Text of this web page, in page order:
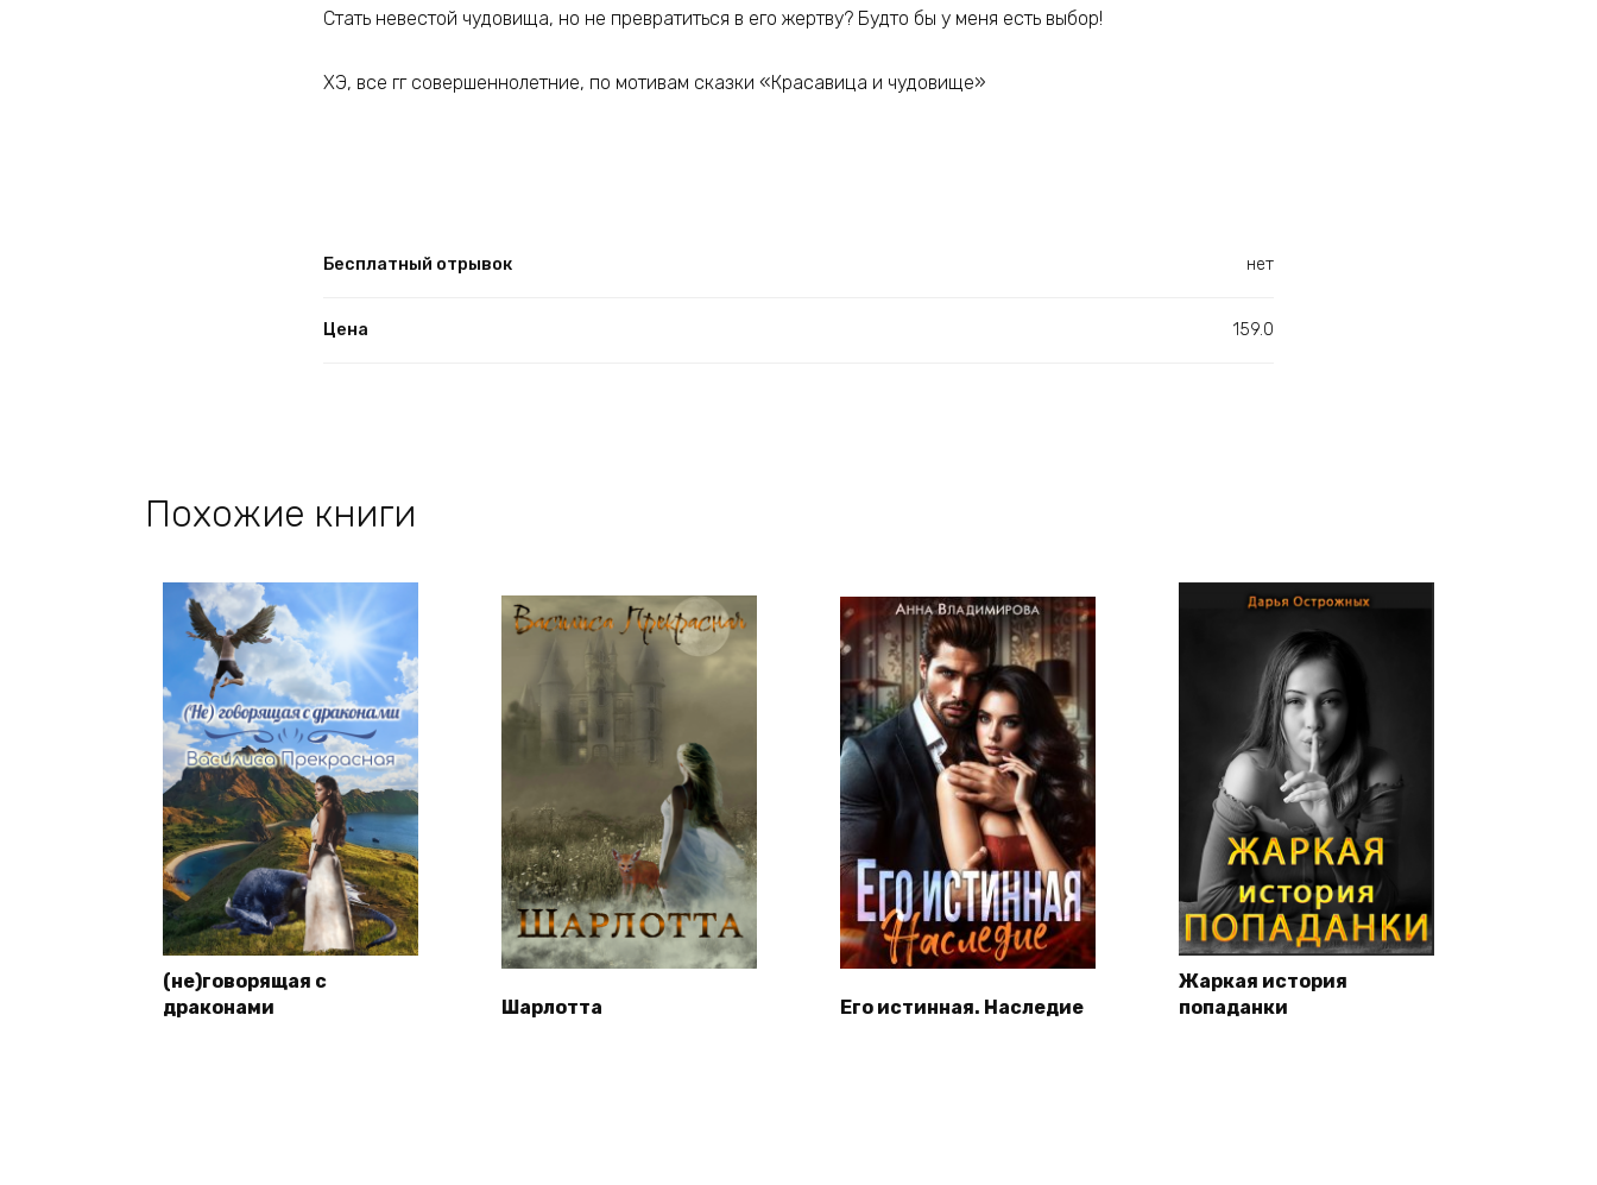
Стать невестой чудовища, но не превратиться в его жертву? Будто бы у меня есть выбор!
ХЭ, все гг совершеннолетние, по мотивам сказки «Красавица и чудовище»
Бесплатный отрывок нет
Цена 159.0
Похожие книги
(не)говорящая с
драконами
Шарлотта Его истинная. Наследие
Жаркая история
попаданки